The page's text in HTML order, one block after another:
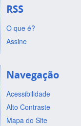
RSS
O que é?
Assine
Navegação
Acessibilidade
Alto Contraste
Mapa do Site